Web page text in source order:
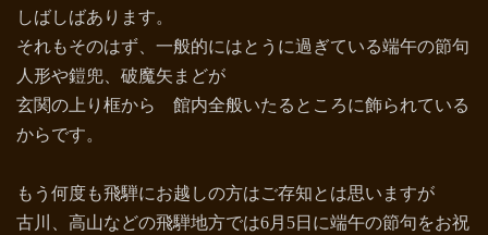
しばしばあります。
それもそのはず、一般的にはとうに過ぎている端午の節句
人形や鎧兜、破魔矢まどが
玄関の上り框から 館内全般いたるところに飾られている
からです。
もう何度も飛騨にお越しの方はご存知とは思いますが
古川、高山などの飛騨地方では6月 5日に端午の節句をお祝